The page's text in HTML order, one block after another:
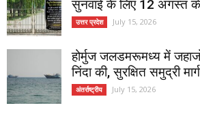
सुनवाई के लिए 12 अगस्त
उत्तर प्रदेश July 15, 2026
होर्मुज जलडमरूमध्य में
निंदा की, सुरक्षित समुद्री
अंतर्राष्ट्रीय July 15, 2026